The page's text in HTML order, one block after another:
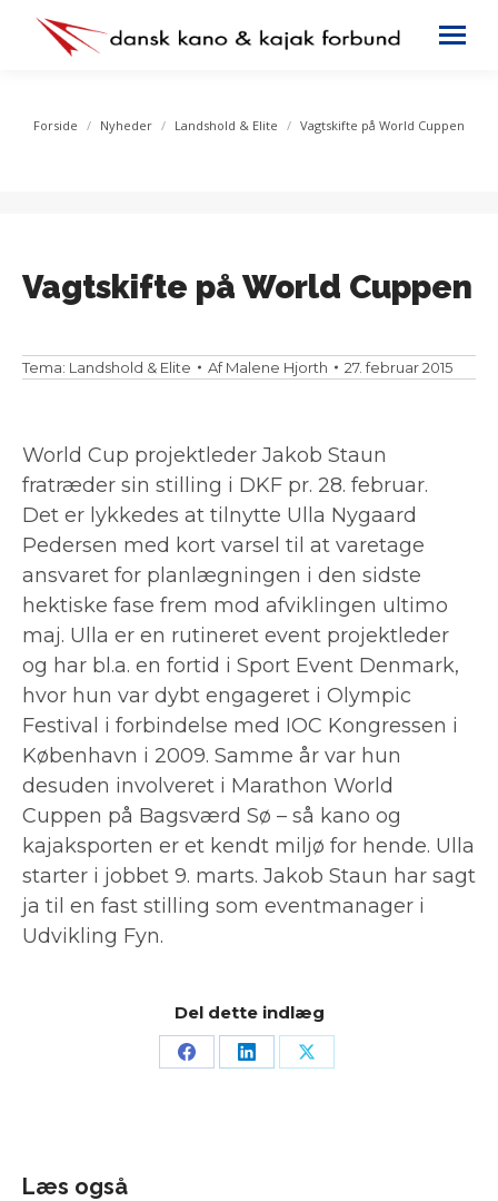
You are here:
Forside Nyheder Landshold & Elite Vagtskifte på World Cuppen
Vagtskifte på World Cuppen
Tema: Landshold & Elite AfMalene Hjorth 27. februar 2015
World Cup projektleder Jakob Staun
fratræder sin stilling i DKF pr. 28. februar.
Det er lykkedes at tilnytte Ulla Nygaard
Pedersen med kort varsel til at varetage
ansvaret for planlægningen i den sidste
hektiske fase frem mod afviklingen ultimo
maj. Ulla er en rutineret event projektleder
og har bl.a. en fortid i Sport Event Denmark,
hvor hun var dybt engageret i Olympic
Festival i forbindelse med IOC Kongressen i
København i 2009. Samme år var hun
desuden involveret i Marathon World
Cuppen på Bagsværd Sø – så kano og
kajaksporten er et kendt miljø for hende. Ulla
starter i jobbet 9. marts. Jakob Staun har sagt
ja til en fast stilling som eventmanager i
Udvikling Fyn.
Del dette indlæg
Læs også